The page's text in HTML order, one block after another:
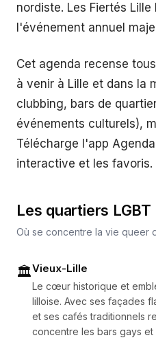
nordiste. Les Fiertés
l'événement annuel
Cet agenda recense
à venir à Lille et dans la
clubbing, bars de
événements culturels),
Télécharge l'app
interactive et les favoris.
Les quartiers LGBT
Où se concentre la vie queer
🏛️Vieux-Lille
Le cœur historique et
lilloise. Avec ses façades
et ses cafés traditionnels
concentre les bars gays